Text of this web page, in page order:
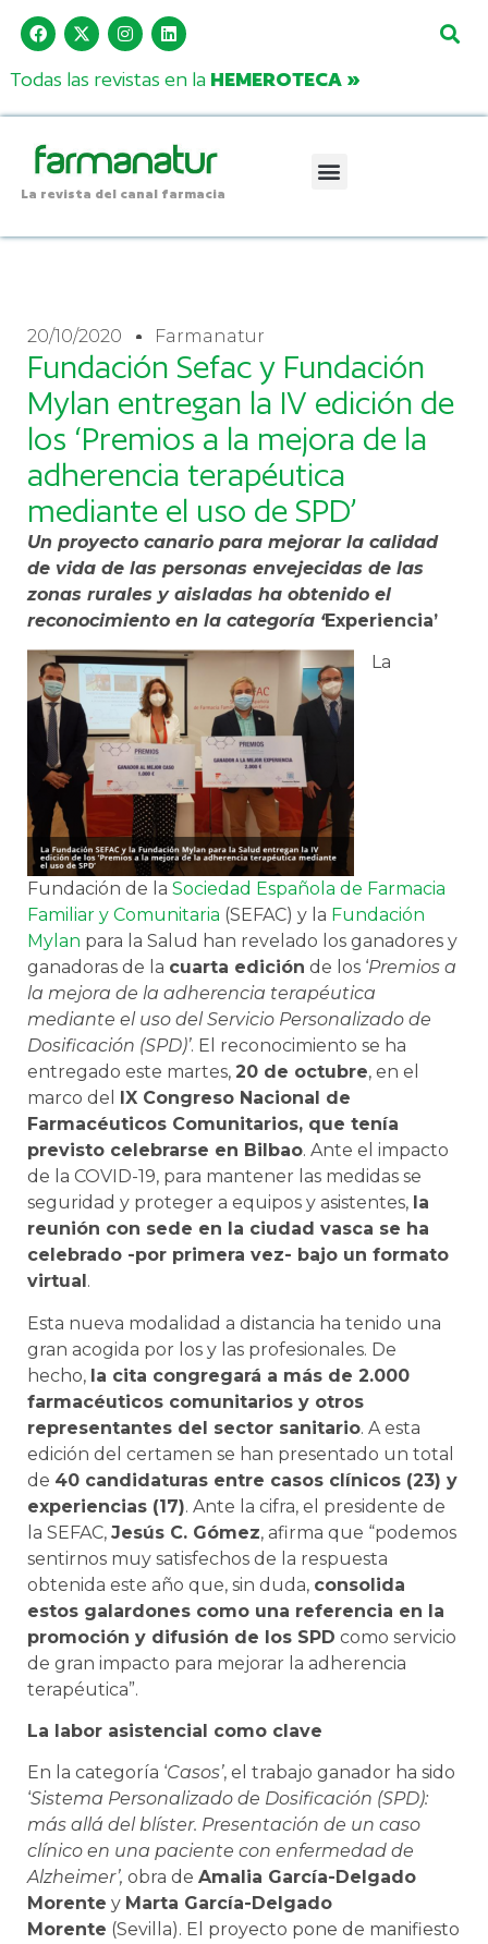
Todas las revistas en la HEMEROTECA »
La revista del canal farmacia
20/10/2020 Farmanatur
Fundación Sefac y Fundación
Mylan entregan la IV edición de
los ‘Premios a la mejora de la
adherencia terapéutica
mediante el uso de SPD’
Un proyecto canario para mejorar la calidad
de vida de las personas envejecidas de las
zonas rurales y aisladas ha obtenido el
reconocimiento en la categoría ‘Experiencia’
La
Fundación de la Sociedad Española de Farmacia
Familiar y Comunitaria (SEFAC) y la Fundación
Mylan para la Salud han revelado los ganadores y
ganadoras de la cuarta edición de los ‘Premios a
la mejora de la adherencia terapéutica
mediante el uso del Servicio Personalizado de
Dosificación (SPD)’. El reconocimiento se ha
entregado este martes, 20 de octubre, en el
marco del IX Congreso Nacional de
Farmacéuticos Comunitarios, que tenía
previsto celebrarse en Bilbao. Ante el impacto
de la COVID-19, para mantener las medidas se
seguridad y proteger a equipos y asistentes, la
reunión con sede en la ciudad vasca se ha
celebrado -por primera vez- bajo un formato
virtual.
Esta nueva modalidad a distancia ha tenido una
gran acogida por los y las profesionales. De
hecho, la cita congregará a más de 2.000
farmacéuticos comunitarios y otros
representantes del sector sanitario. A esta
edición del certamen se han presentado un total
de 40 candidaturas entre casos clínicos (23) y
experiencias (17). Ante la cifra, el presidente de
la SEFAC, Jesús C. Gómez, afirma que “podemos
sentirnos muy satisfechos de la respuesta
obtenida este año que, sin duda, consolida
estos galardones como una referencia en la
promoción y difusión de los SPD como servicio
de gran impacto para mejorar la adherencia
terapéutica”.
La labor asistencial como clave
En la categoría ‘Casos’, el trabajo ganador ha sido
‘Sistema Personalizado de Dosificación (SPD):
más allá del blíster. Presentación de un caso
clínico en una paciente con enfermedad de
Alzheimer’, obra de Amalia García-Delgado
Morente y Marta García-Delgado
Morente (Sevilla). El proyecto pone de manifiesto